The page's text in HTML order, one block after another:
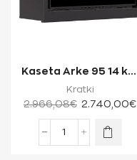
Kaseta Arke 95 14 kW
Ενεργειακή Κασέτα
Τζακιού Μία...
Kratki
2.966,08€ 2.740,00€